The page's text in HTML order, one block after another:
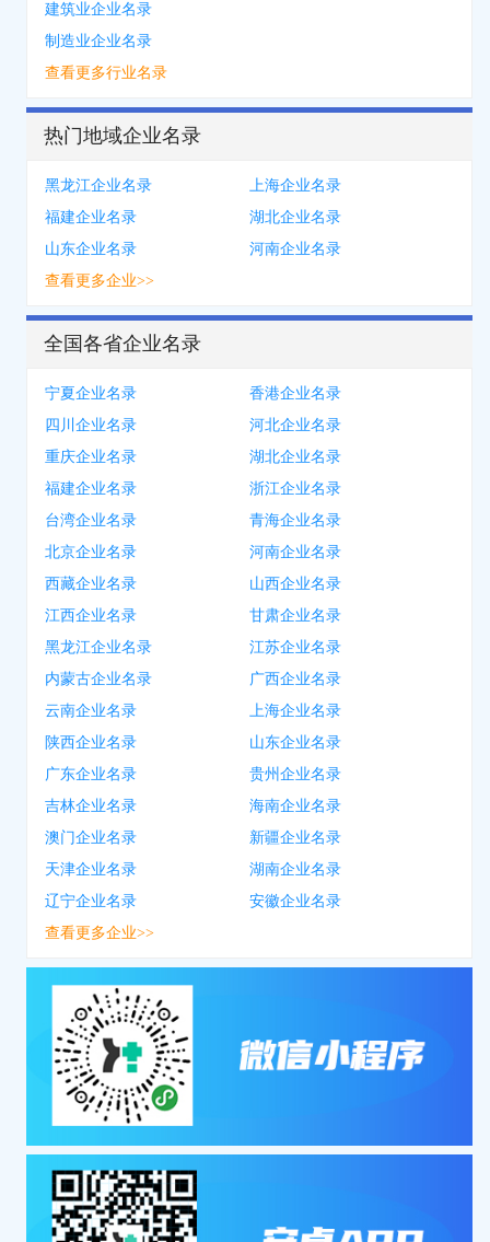
建筑业企业名录
制造业企业名录
查看更多行业名录
热门地域企业名录
黑龙江企业名录
上海企业名录
福建企业名录
湖北企业名录
山东企业名录
河南企业名录
查看更多企业>>
全国各省企业名录
宁夏企业名录
香港企业名录
四川企业名录
河北企业名录
重庆企业名录
湖北企业名录
福建企业名录
浙江企业名录
台湾企业名录
青海企业名录
北京企业名录
河南企业名录
西藏企业名录
山西企业名录
江西企业名录
甘肃企业名录
黑龙江企业名录
江苏企业名录
内蒙古企业名录
广西企业名录
云南企业名录
上海企业名录
陕西企业名录
山东企业名录
广东企业名录
贵州企业名录
吉林企业名录
海南企业名录
澳门企业名录
新疆企业名录
天津企业名录
湖南企业名录
辽宁企业名录
安徽企业名录
查看更多企业>>